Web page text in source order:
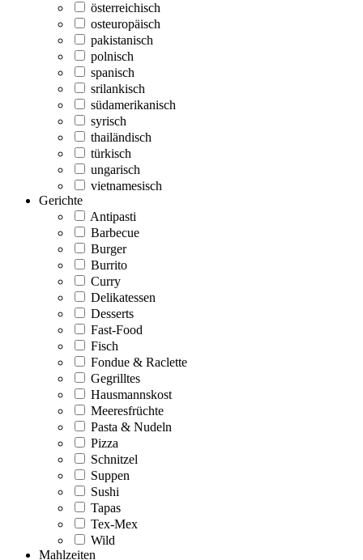
österreichisch
osteuropäisch
pakistanisch
polnisch
spanisch
srilankisch
südamerikanisch
syrisch
thailändisch
türkisch
ungarisch
vietnamesisch
Gerichte
Antipasti
Barbecue
Burger
Burrito
Curry
Delikatessen
Desserts
Fast-Food
Fisch
Fondue & Raclette
Gegrilltes
Hausmannskost
Meeresfrüchte
Pasta & Nudeln
Pizza
Schnitzel
Suppen
Sushi
Tapas
Tex-Mex
Wild
Mahlzeiten